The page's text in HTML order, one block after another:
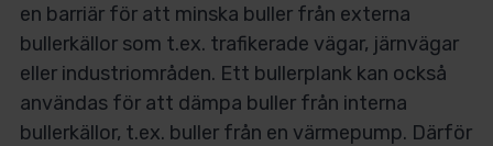
en barriär för att minska buller från externa
bullerkällor som t.ex. trafikerade vägar, järnvägar
eller industriområden. Ett bullerplank kan också
användas för att dämpa buller från interna
bullerkällor, t.ex. buller från en värmepump. Därför